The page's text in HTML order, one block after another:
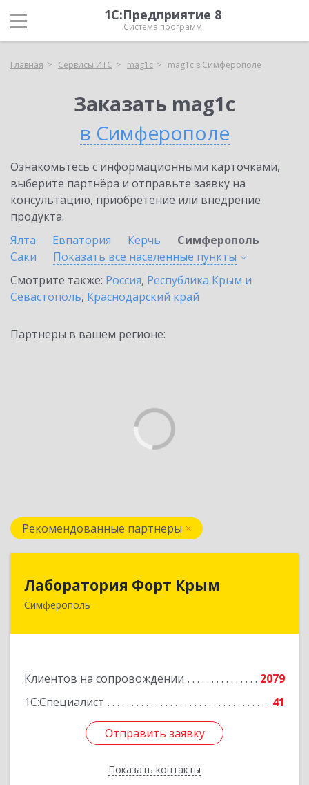
1С:Предприятие 8
Система программ
Главная Сервисы ИТС mag1c mag1c в Симферополе
Заказать mag1c
в Симферополе
Ознакомьтесь с информационными карточками,
выберите партнёра и отправьте заявку на
консультацию, приобретение или внедрение
продукта.
Ялта
Евпатория Керчь
Симферополь
Саки
Показать все населенные пункты
Смотрите также: Россия, Республика Крым и
Севастополь, Краснодарский край
Партнеры в вашем регионе:
Рекомендованные партнеры
Лаборатория Форт Крым
Симферополь
Клиентов на сопровождении
2079
1С:Специалист
41
Отправить заявку
Показать контакты
295034, Крым Респ, Симферополь г, Киевская
Отправить заявку
Назад